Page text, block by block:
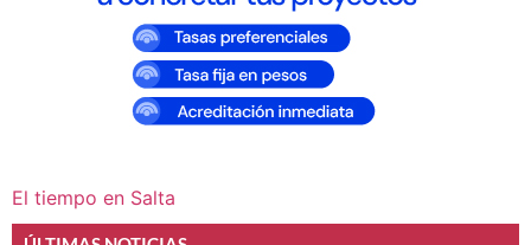
El tiempo en Salta